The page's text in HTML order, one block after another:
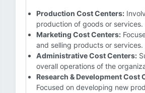
Production Cost Centers:
production of goods or services.
Marketing Cost Centers:
and selling products or services.
Administrative Cost Centers:
overall operations of the
Research & Development Cost
Focused on developing new